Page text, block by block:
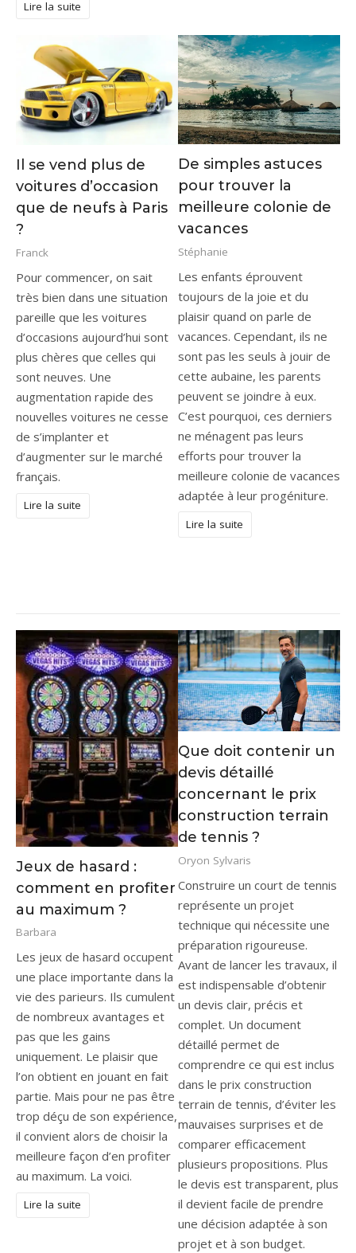
Lire la suite
Il se vend plus de
voitures d’occasion
que de neufs à Paris
?
Franck
Pour commencer, on sait
très bien dans une situation
pareille que les voitures
d’occasions aujourd’hui sont
plus chères que celles qui
sont neuves. Une
augmentation rapide des
nouvelles voitures ne cesse
de s’implanter et
d’augmenter sur le marché
français.
Lire la suite
De simples astuces
pour trouver la
meilleure colonie de
vacances
Stéphanie
Les enfants éprouvent
toujours de la joie et du
plaisir quand on parle de
vacances. Cependant, ils ne
sont pas les seuls à jouir de
cette aubaine, les parents
peuvent se joindre à eux.
C’est pourquoi, ces derniers
ne ménagent pas leurs
efforts pour trouver la
meilleure colonie de vacances
adaptée à leur progéniture.
Lire la suite
Jeux de hasard :
comment en profiter
au maximum ?
Barbara
Les jeux de hasard occupent
une place importante dans la
vie des parieurs. Ils cumulent
de nombreux avantages et
pas que les gains
uniquement. Le plaisir que
l’on obtient en jouant en fait
partie. Mais pour ne pas être
trop déçu de son expérience,
il convient alors de choisir la
meilleure façon d’en profiter
au maximum. La voici.
Lire la suite
Que doit contenir un
devis détaillé
concernant le prix
construction terrain
de tennis ?
Oryon Sylvaris
Construire un court de tennis
représente un projet
technique qui nécessite une
préparation rigoureuse.
Avant de lancer les travaux, il
est indispensable d’obtenir
un devis clair, précis et
complet. Un document
détaillé permet de
comprendre ce qui est inclus
dans le prix construction
terrain de tennis, d’éviter les
mauvaises surprises et de
comparer efficacement
plusieurs propositions. Plus
le devis est transparent, plus
il devient facile de prendre
une décision adaptée à son
projet et à son budget.